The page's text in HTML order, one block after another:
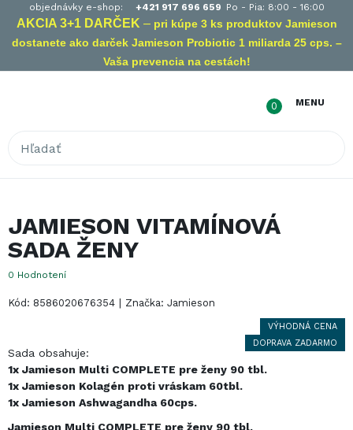
objednávky e-shop: +421 917 696 659 Po - Pia: 8:00 - 16:00
AKCIA 3+1 DARČEK – pri kúpe 3 ks produktov Jamieson
dostanete ako darček Jamieson Probiotic 1 miliarda 25 cps. –
Vaša prevencia na cestách!
MENU
0
JAMIESON VITAMÍNOVÁ
SADA ŽENY
Kód: 8586020676354 | Značka: Jamieson
VÝHODNÁ CENA
DOPRAVA ZADARMO
Súhlas s cookies
Táto stránka používa Cookies. Pokiaľ si ďalej budete
prezerať naše stránky, súhlasíte s využívaním Cookies.
Dozvedieť sa viac
Podrobné nastavenie
SÚHLASÍM SO VŠETKÝM